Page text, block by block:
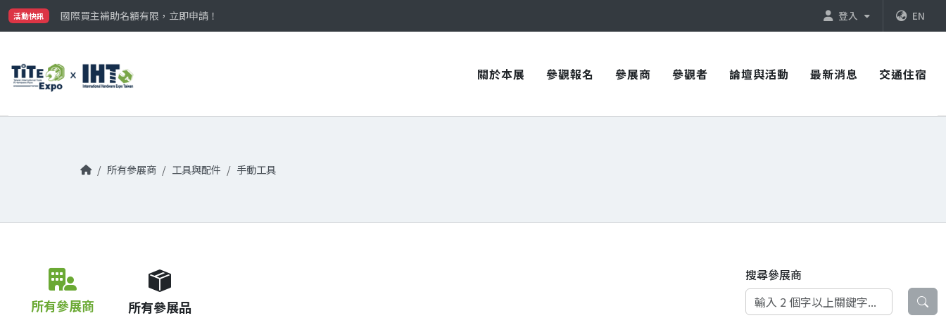
活動快訊
國際買主補助名額有限，立即申請！
參觀門票開放申請中‼️
登入 EN
關於本展 參觀報名 參展商 參觀者 論壇與活動 最新消息 交通住宿
所有參展商 工具與配件 手動工具
所有參展商 所有參展品
搜尋參展商